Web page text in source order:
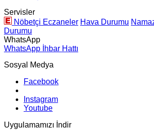
Servisler
Nöbetçi Eczaneler Hava Durumu
Durumu
WhatsApp
WhatsApp İhbar Hattı
Sosyal Medya
Facebook
Instagram
Youtube
Uygulamamızı İndir